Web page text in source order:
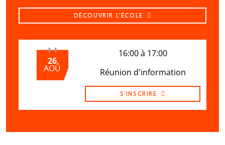
DÉCOUVRIR L'ÉCOLE
26
AOÛ
16:00 à 17:00
Réunion d'information
S'INSCRIRE